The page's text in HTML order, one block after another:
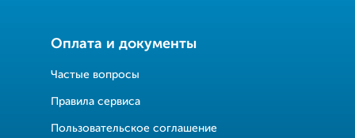
Оплата и документы
Частые вопросы
Правила сервиса
Пользовательское соглашение